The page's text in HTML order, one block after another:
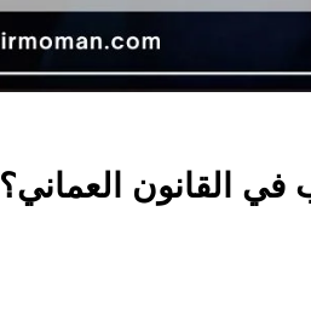
في القانون العماني؟